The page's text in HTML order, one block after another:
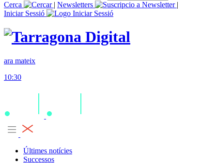
Cerca
| Newsletters
|
Iniciar Sessió
ara mateix
10:30
Últimes notícies
Successos